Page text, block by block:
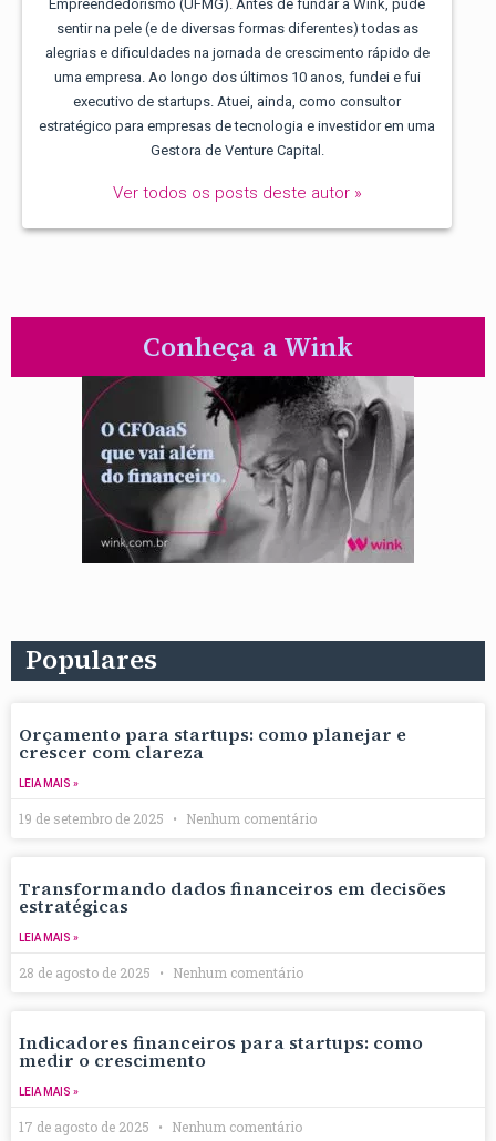
Empreendedorismo (UFMG). Antes de fundar a Wink, pude
sentir na pele (e de diversas formas diferentes) todas as
alegrias e dificuldades na jornada de crescimento rápido de
uma empresa. Ao longo dos últimos 10 anos, fundei e fui
executivo de startups. Atuei, ainda, como consultor
estratégico para empresas de tecnologia e investidor em uma
Gestora de Venture Capital.
Ver todos os posts deste autor »
Conheça a Wink
Populares
Orçamento para startups: como planejar e
crescer com clareza
LEIA MAIS »
19 de setembro de 2025 Nenhum comentário
Transformando dados financeiros em decisões
estratégicas
LEIA MAIS »
28 de agosto de 2025 Nenhum comentário
Indicadores financeiros para startups: como
medir o crescimento
LEIA MAIS »
17 de agosto de 2025 Nenhum comentário